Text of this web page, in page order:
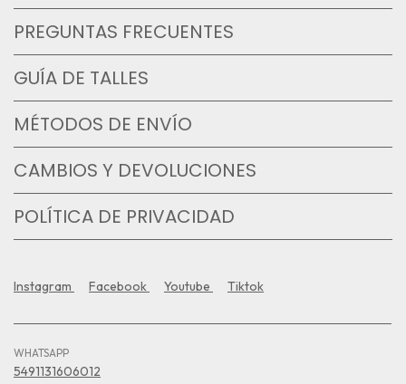
PREGUNTAS FRECUENTES
GUÍA DE TALLES
MÉTODOS DE ENVÍO
CAMBIOS Y DEVOLUCIONES
POLÍTICA DE PRIVACIDAD
Instagram Facebook Youtube Tiktok
WHATSAPP
5491131606012